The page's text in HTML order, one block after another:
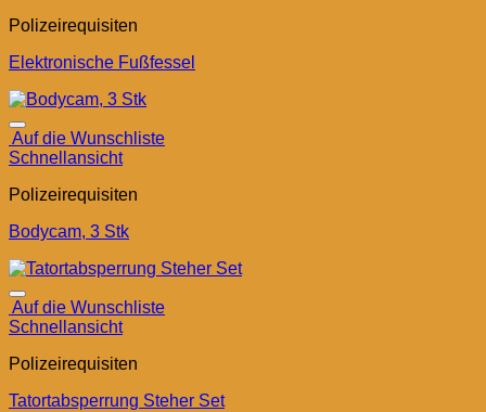
Polizeirequisiten
Elektronische Fußfessel
Auf die Wunschliste
Schnellansicht
Polizeirequisiten
Bodycam, 3 Stk
Auf die Wunschliste
Schnellansicht
Polizeirequisiten
Tatortabsperrung Steher Set